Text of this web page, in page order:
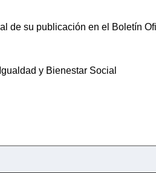
de su publicación en el Boletín
y Bienestar Social